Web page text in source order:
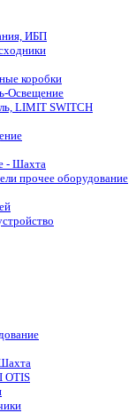
ИБП
коробки
Освещение
LIMIT SWITCH
- Шахта
прочее оборудование
OTIS